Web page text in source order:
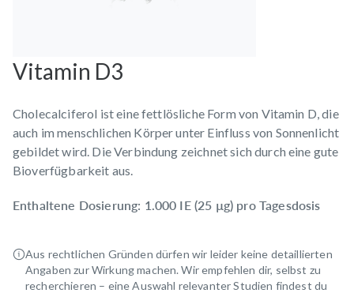
Vitamin D3
Cholecalciferol ist eine fettlösliche Form von Vitamin D, die
auch im menschlichen Körper unter Einfluss von Sonnenlicht
gebildet wird. Die Verbindung zeichnet sich durch eine gute
Bioverfügbarkeit aus.
Enthaltene Dosierung: 1.000 IE (25 µg) pro Tagesdosis
Aus rechtlichen Gründen dürfen wir leider keine detaillierten
Angaben zur Wirkung machen. Wir empfehlen dir, selbst zu
recherchieren – eine Auswahl relevanter Studien findest du